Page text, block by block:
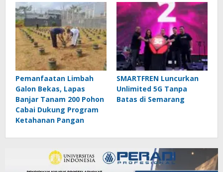
Pemanfaatan Limbah
Galon Bekas, Lapas
Banjar Tanam 200 Pohon
Cabai Dukung Program
Ketahanan Pangan
SMARTFREN Luncurkan
Unlimited 5G Tanpa
Batas di Semarang